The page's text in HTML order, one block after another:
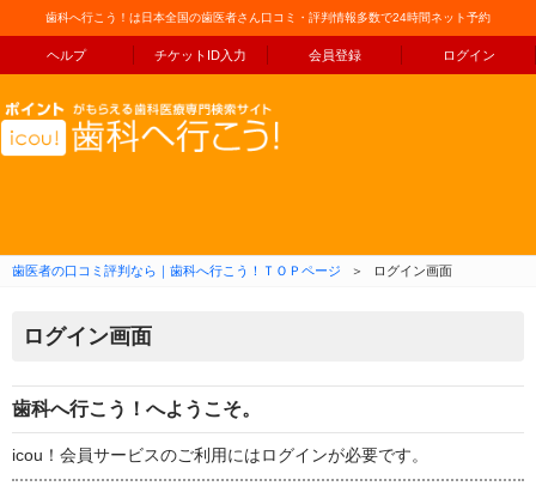
歯科へ行こう！は日本全国の歯医者さん口コミ・評判情報多数で24時間ネット予約
ヘルプ チケットID入力 会員登録 ログイン
コンテンツへ移動
歯医者の口コミ評判なら｜歯科へ行こう！ＴＯＰページ ＞ ログイン画面
ログイン画面
歯科へ行こう！へようこそ。
icou！会員サービスのご利用にはログインが必要です。